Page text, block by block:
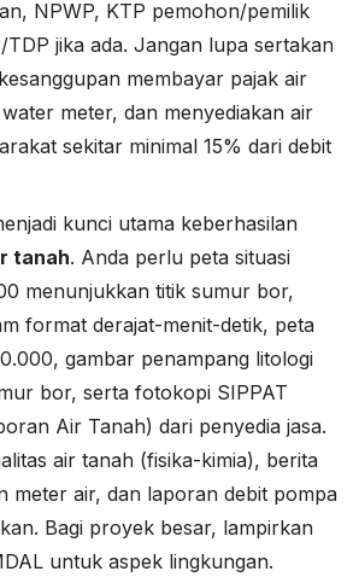
NPWP, KTP pemohon/pemilik
jika ada. Jangan lupa sertakan
membayar pajak air
meter, dan menyediakan air
sekitar minimal 15% dari debit
kunci utama keberhasilan
tanah. Anda perlu peta situasi
menunjukkan titik sumur bor,
format derajat-menit-detik, peta
gambar penampang litologi
bor, serta fotokopi SIPPAT
Air Tanah) dari penyedia jasa.
air tanah (fisika-kimia), berita
meter air, dan laporan debit pompa
Bagi proyek besar, lampirkan
untuk aspek lingkungan.